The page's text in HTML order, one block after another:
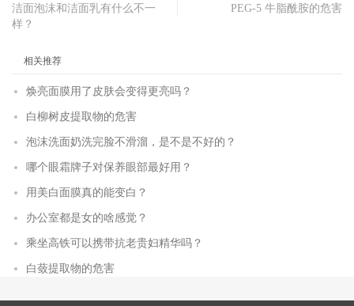
洁面泡沫和洁面乳有什么不一
样？
PEG-5 牛脂酰胺的危害
相关推荐
焕亮面膜用了皮肤会变得更亮吗？
白柳树皮提取物的危害
泡沫洗面奶洗完脸不滑溜，是不是不好的？
哪个眼霜牌子对保养眼部最好用？
用美白面膜真的能变白？
办公室都是女的啥感觉？
乘坐高铁可以携带抗老贵妇精华吗？
白蔹提取物的危害